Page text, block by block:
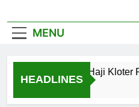
MENU
HEADLINES
Calon Jemaah Haji Kloter